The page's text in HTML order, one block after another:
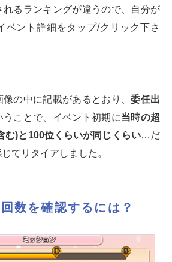
るランキングが違うので、自分が
ベント詳細をタップ/クリック下さ
像の中に記載があるとおり、委任出
うことで、イベント初期に当時の超
む)と100位くらいが同じくらい…だ
てリタイアしました。
数を確認するには？